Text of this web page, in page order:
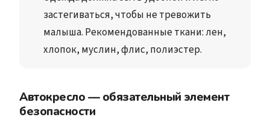
застегиваться, чтобы не тревожить
малыша. Рекомендованные ткани: лен,
хлопок, муслин, флис, полиэстер.
Автокресло — обязательный элемент
безопасности